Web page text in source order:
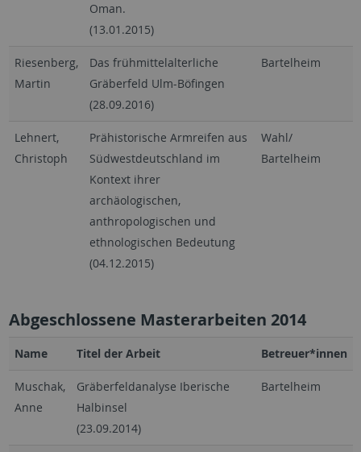
Oman.
(13.01.2015)
Riesenberg,
Martin
Das frühmittelalterliche
Gräberfeld Ulm-Böfingen
(28.09.2016)
Bartelheim
Lehnert,
Christoph
Prähistorische Armreifen aus
Südwestdeutschland im
Kontext ihrer
archäologischen,
anthropologischen und
ethnologischen Bedeutung
(04.12.2015)
Wahl/
Bartelheim
Abgeschlossene Masterarbeiten 2014
Name Titel der Arbeit Betreuer*innen
Muschak,
Anne
Gräberfeldanalyse Iberische
Halbinsel
(23.09.2014)
Bartelheim